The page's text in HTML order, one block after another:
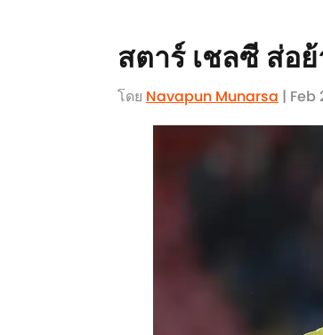
สตาร์ เชลซี ส่อ
โดย Navapun Munarsa | Feb